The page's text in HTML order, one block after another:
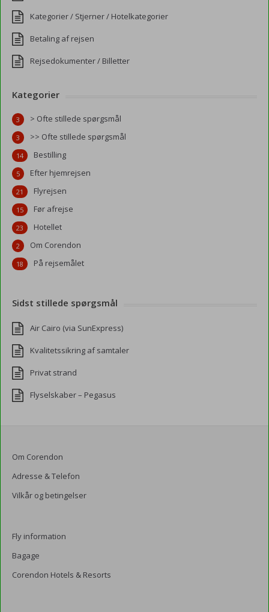
Kategorier / Stjerner / Hotelkategorier
Betaling af rejsen
Rejsedokumenter / Billetter
Kategorier
> Ofte stillede spørgsmål
3
>> Ofte stillede spørgsmål
3
Bestilling
14
Efter hjemrejsen
5
Flyrejsen
21
Før afrejse
15
Hotellet
23
Om Corendon
2
På rejsemålet
18
Sidst stillede spørgsmål
Air Cairo (via SunExpress)
Kvalitetssikring af samtaler
Privat strand
Flyselskaber – Pegasus
Om Corendon
Adresse & Telefon
Vilkår og betingelser
Fly information
Bagage
Corendon Hotels & Resorts